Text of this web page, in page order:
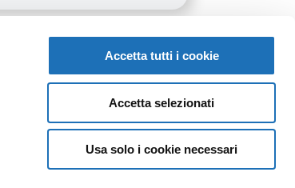
Accetta tutti i cookie
Accetta selezionati
Usa solo i cookie necessari